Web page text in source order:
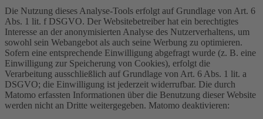
Die Nutzung dieses Analyse-Tools erfolgt auf Grundlage von Art. 6
Abs. 1 lit. f DSGVO. Der Websitebetreiber hat ein berechtigtes
Interesse an der anonymisierten Analyse des Nutzerverhaltens, um
sowohl sein Webangebot als auch seine Werbung zu optimieren.
Sofern eine entsprechende Einwilligung abgefragt wurde (z. B. eine
Einwilligung zur Speicherung von Cookies), erfolgt die
Verarbeitung ausschließlich auf Grundlage von Art. 6 Abs. 1 lit. a
DSGVO; die Einwilligung ist jederzeit widerrufbar. Die durch
Matomo erfassten Informationen über die Benutzung dieser Website
werden nicht an Dritte weitergegeben. Matomo deaktivieren: